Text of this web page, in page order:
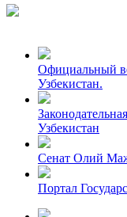
Официальный
Узбекистан.
Узбекистан
Сенат Олий
Портал